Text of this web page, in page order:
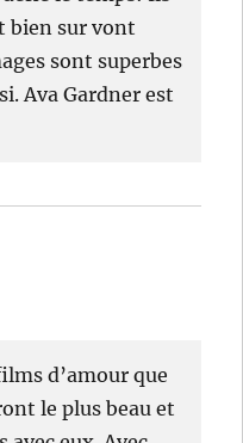
bien sur vont
sont superbes
Ava Gardner est
d’amour que
le plus beau et